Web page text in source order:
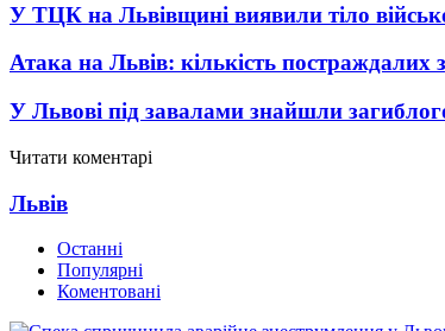
У ТЦК на Львівщині виявили тіло
Атака на Львів: кількість постраждалих
У Львові під завалами знайшли
Читати коментарі
Львів
Останні
Популярні
Коментовані